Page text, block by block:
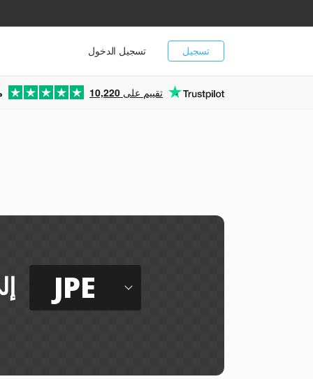
تسجيل تسجيل الدخول
10,220 تقييم على
JPE